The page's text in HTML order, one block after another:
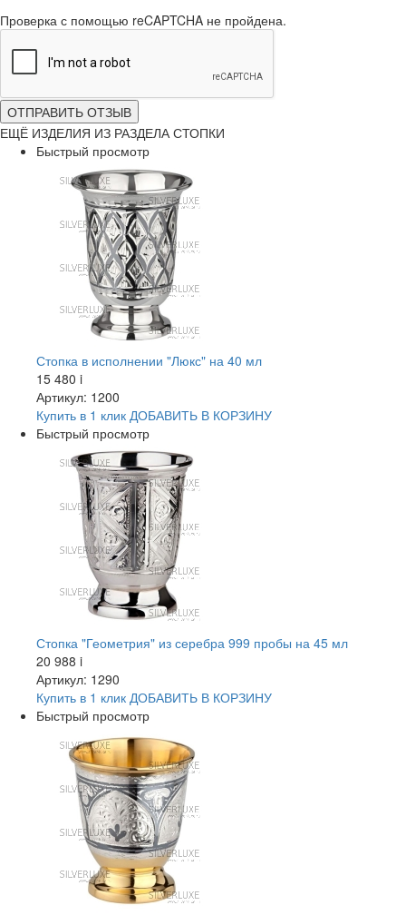
Проверка с помощью reCAPTCHA не пройдена.
ОТПРАВИТЬ ОТЗЫВ
ЕЩЁ ИЗДЕЛИЯ ИЗ РАЗДЕЛА СТОПКИ
Быстрый просмотр
Стопка в исполнении "Люкс" на 40 мл
15 480 i
Артикул: 1200
Купить в 1 клик ДОБАВИТЬ В КОРЗИНУ
Быстрый просмотр
Стопка "Геометрия" из серебра 999 пробы на 45 мл
20 988 i
Артикул: 1290
Купить в 1 клик ДОБАВИТЬ В КОРЗИНУ
Быстрый просмотр